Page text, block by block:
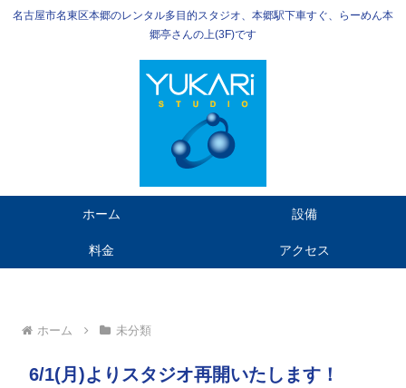
名古屋市名東区本郷のレンタル多目的スタジオ、本郷駅下車すぐ、らーめん本
郷亭さんの上(3F)です
ホーム 設備
料金 アクセス
ホーム 未分類
6/1(月)よりスタジオ再開いたします！